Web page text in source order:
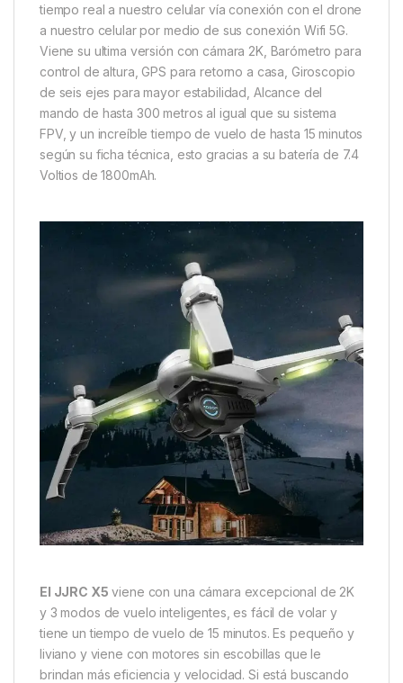
tiempo real a nuestro celular vía conexión con el drone
a nuestro celular por medio de sus conexión Wifi 5G.
Viene su ultima versión con cámara 2K, Barómetro para
control de altura, GPS para retorno a casa, Giroscopio
de seis ejes para mayor estabilidad, Alcance del
mando de hasta 300 metros al igual que su sistema
FPV, y un increíble tiempo de vuelo de hasta 15 minutos
según su ficha técnica, esto gracias a su batería de 7.4
Voltios de 1800mAh.
El JJRC X5 viene con una cámara excepcional de 2K
y 3 modos de vuelo inteligentes, es fácil de volar y
tiene un tiempo de vuelo de 15 minutos. Es pequeño y
liviano y viene con motores sin escobillas que le
brindan más eficiencia y velocidad. Si está buscando